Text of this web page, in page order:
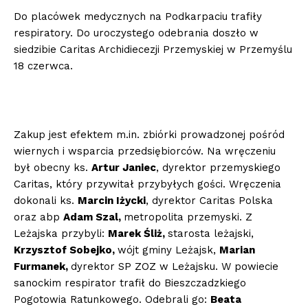
Do placówek medycznych na Podkarpaciu trafiły
respiratory. Do uroczystego odebrania doszło w
siedzibie Caritas Archidiecezji Przemyskiej w Przemyślu
18 czerwca.
Zakup jest efektem m.in. zbiórki prowadzonej pośród
wiernych i wsparcia przedsiębiorców. Na wręczeniu
był obecny ks. Artur Janiec, dyrektor przemyskiego
Caritas, który przywitał przybyłych gości. Wręczenia
dokonali ks. Marcin Iżycki, dyrektor Caritas Polska
oraz abp Adam Szal, metropolita przemyski. Z
Leżajska przybyli: Marek Śliż, starosta leżajski,
Krzysztof Sobejko, wójt gminy Leżajsk, Marian
Furmanek, dyrektor SP ZOZ w Leżajsku. W powiecie
sanockim respirator trafił do Bieszczadzkiego
Pogotowia Ratunkowego. Odebrali go: Beata